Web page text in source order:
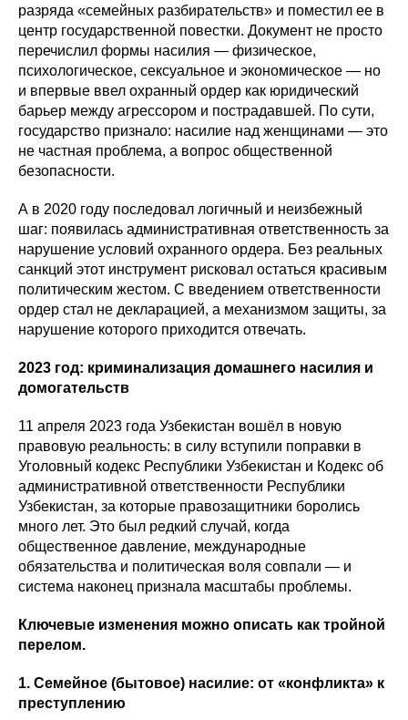
разряда «семейных разбирательств» и поместил ее в
центр государственной повестки. Документ не просто
перечислил формы насилия — физическое,
психологическое, сексуальное и экономическое — но
и впервые ввел охранный ордер как юридический
барьер между агрессором и пострадавшей. По сути,
государство признало: насилие над женщинами — это
не частная проблема, а вопрос общественной
безопасности.
А в 2020 году последовал логичный и неизбежный
шаг: появилась административная ответственность за
нарушение условий охранного ордера. Без реальных
санкций этот инструмент рисковал остаться красивым
политическим жестом. С введением ответственности
ордер стал не декларацией, а механизмом защиты, за
нарушение которого приходится отвечать.
2023 год: криминализация домашнего насилия и
домогательств
11 апреля 2023 года Узбекистан вошёл в новую
правовую реальность: в силу вступили поправки в
Уголовный кодекс Республики Узбекистан и Кодекс об
административной ответственности Республики
Узбекистан, за которые правозащитники боролись
много лет. Это был редкий случай, когда
общественное давление, международные
обязательства и политическая воля совпали — и
система наконец признала масштабы проблемы.
Ключевые изменения можно описать как тройной
перелом.
1. Семейное (бытовое) насилие: от «конфликта» к
преступлению